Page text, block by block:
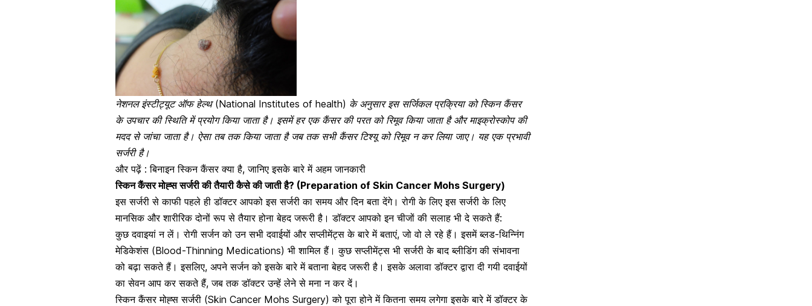
नेशनल इंस्टीट्यूट ऑफ हेल्थ (National Institutes of health) के अनुसार इस सर्जिकल प्रक्रिया को स्किन कैंसर
के उपचार की स्थिति में प्रयोग किया जाता है। इसमें हर एक कैंसर की परत को रिमूव किया जाता है और माइक्रोस्कोप की
मदद से जांचा जाता है। ऐसा तब तक किया जाता है जब तक सभीकैंसर टिश्यू को रिमूव न कर लिया जाए। यह एक प्रभावी
सर्जरी है।
और पढ़ें :बिनाइन स्किन कैंसर क्या है, जानिए इसके बारे में अहम जानकारी
स्किन कैंसर मोह्स सर्जरी की तैयारी कैसे की जाती है? (Preparation of Skin Cancer Mohs Surgery)
इस सर्जरी से काफी पहले ही डॉक्टर आपको इस सर्जरी का समय और दिन बता देंगे। रोगी के लिए इस सर्जरी के लिए
मानसिक और शारीरिक दोनों रूप से तैयार होना बेहद जरूरी है। डॉक्टर आपको इन चीजों की सलाह भी दे सकते हैं:
कुछ दवाइयां न लें। रोगी सर्जन को उन सभी दवाईयों और सप्लीमेंट्स के बारे में बताएं, जो वो ले रहे हैं। इसमें ब्लड-थिन्निंग
मेडिकेशंस (Blood-Thinning Medications) भी शामिल हैं। कुछ सप्लीमेंट्स भी सर्जरी के बादब्लीडिंग की संभावना
को बढ़ा सकते हैं। इसलिए, अपने सर्जन को इसके बारे में बताना बेहद जरूरी है। इसके अलावा डॉक्टर द्वारा दी गयी दवाईयों
का सेवन आप कर सकते हैं, जब तक डॉक्टर उन्हें लेने से मना न कर दें।
स्किन कैंसर मोह्स सर्जरी (Skin Cancer Mohs Surgery) को पूरा होने में कितना समय लगेगा इसके बारे में डॉक्टर के